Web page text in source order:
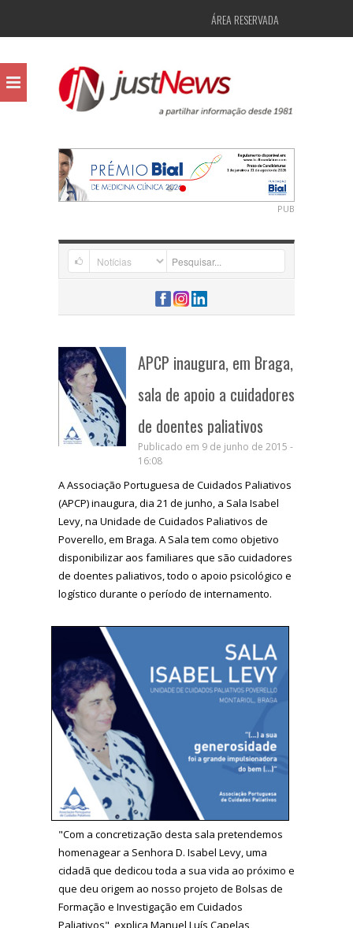
ÁREA RESERVADA
PUB
APCP inaugura, em Braga,
sala de apoio a cuidadores
de doentes paliativos
Publicado em 9 de junho de 2015 -
16:08
A Associação Portuguesa de Cuidados Paliativos
(APCP) inaugura, dia 21 de junho, a Sala Isabel
Levy, na Unidade de Cuidados Paliativos de
Poverello, em Braga. A Sala tem como objetivo
disponibilizar aos familiares que são cuidadores
de doentes paliativos, todo o apoio psicológico e
logístico durante o período de internamento.
"Com a concretização desta sala pretendemos
homenagear a Senhora D. Isabel Levy, uma
cidadã que dedicou toda a sua vida ao próximo e
que deu origem ao nosso projeto de Bolsas de
Formação e Investigação em Cuidados
Paliativos", explica Manuel Luís Capelas,